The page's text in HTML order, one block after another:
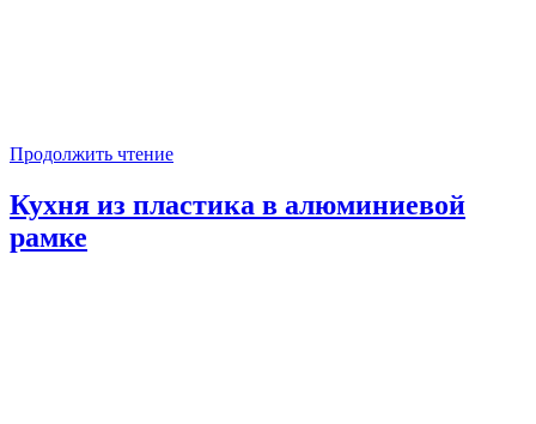
Продолжить чтение
Кухня из пластика в алюминиевой
рамке